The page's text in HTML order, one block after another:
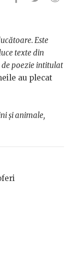
Este
texte din
de poezie intitulat
au plecat
și animale,